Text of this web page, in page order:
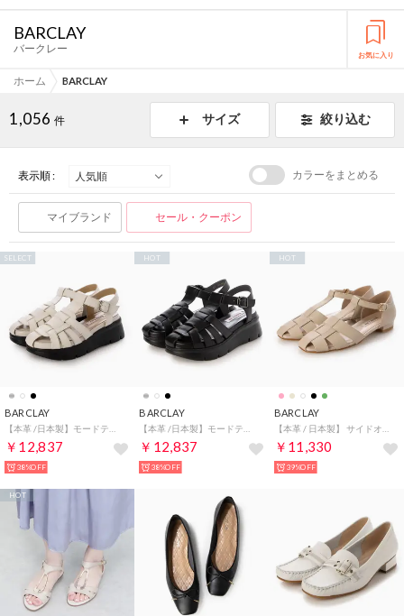
BARCLAY
バークレー お気に入り
ホーム BARCLAY
1,056 件 サイズ 絞り込む
表示順 : カラーをまとめる
マイブランド セール・クーポン
BARCLAY
￥12,837
SELECT
38%OFF
BARCLAY
￥12,837
HOT
38%OFF
BARCLAY
￥11,330
HOT
39%OFF
HOT